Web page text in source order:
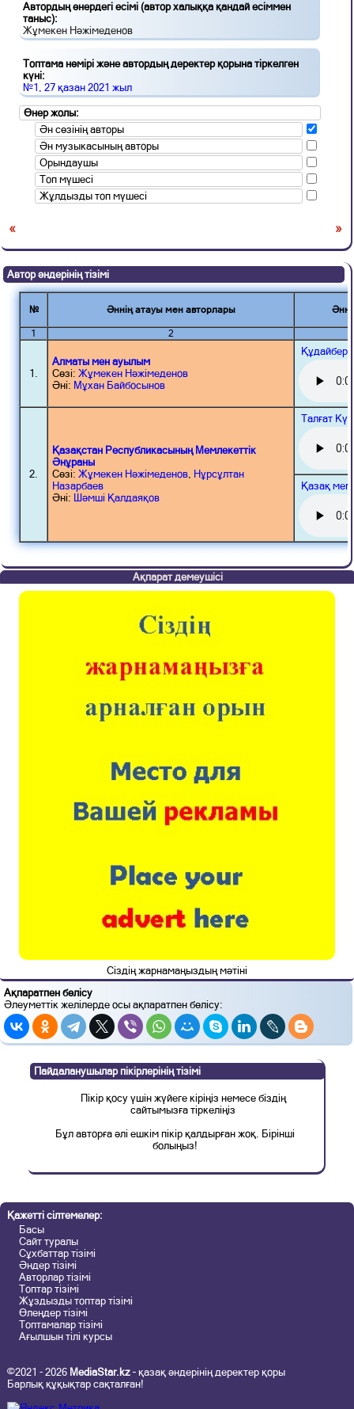
Автордың өнердегі есімі (автор халыққа қандай есіммен
таныс):
Жұмекен Нәжімеденов
Топтама нөмірі және автордың деректер қорына тіркелген
күні:
№1, 27 қазан 2021 жыл
Өнер жолы:
Ән сөзінің авторы
Ән музыкасының авторы
Орындаушы
Топ мүшесі
Жұлдызды топ мүшесі
« »
Автор әндерінің тізімі
№ Әннің атауы мен авторлары
1 2
1.
Алматы мен ауылым
Сөзі: Жұмекен Нәжімеденов
Әні: Мұхан Байбосынов
2.
Қазақстан Республикасының Мемлекеттік
Әнұраны
Сөзі: Жұмекен Нәжімеденов, Нұрсұлтан
Назарбаев
Әні: Шәмші Қалдаяқов
Талғат
Қазақ
Ақпарат демеушісі
Сіздің жарнамаңыздың мәтіні
Ақпаратпен бөлісу
Әлеуметтік желілерде осы ақпаратпен бөлісу:
Пайдаланушылар пікірлерінің тізімі
Пікір қосу үшін жүйеге кіріңіз немесе біздің
сайтымызға тіркеліңіз
Бұл авторға әлі ешкім пікір қалдырған жоқ. Бірінші
болыңыз!
Қажетті сілтемелер:
Басы
Сайт туралы
Сұхбаттар тізімі
Әндер тізімі
Авторлар тізімі
Топтар тізімі
Жұздызды топтар тізімі
Өлеңдер тізімі
Топтамалар тізімі
Ағылшын тілі курсы
©2021 - 2026 MediaStar.kz– қазақ әндерінің деректер қоры
Барлық құқықтар сақталған!